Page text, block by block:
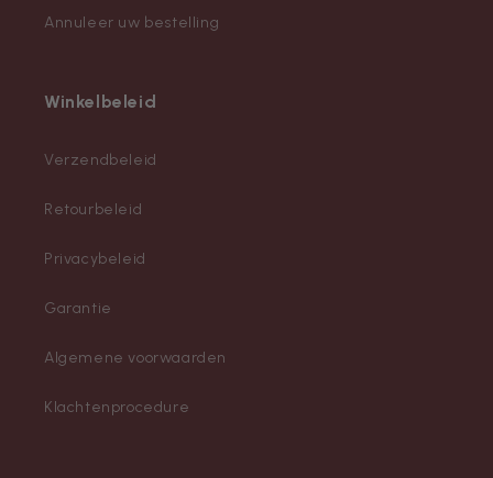
Annuleer uw bestelling
Winkelbeleid
Verzendbeleid
Retourbeleid
Privacybeleid
Garantie
Algemene voorwaarden
Klachtenprocedure